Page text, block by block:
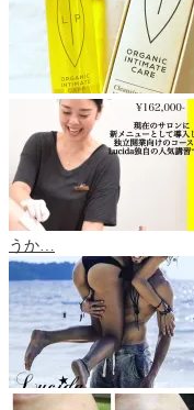
うか…